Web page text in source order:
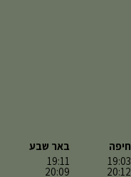
חיפה
19:03
20:12
באר שבע
19:11
20:09